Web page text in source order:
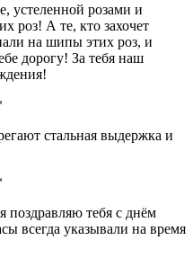
устеленной розами и
роз! А те, кто захочет
на шипы этих роз, и
дорогу! За тебя наш
стальная выдержка и
поздравляю тебя с днём
всегда указывали на время